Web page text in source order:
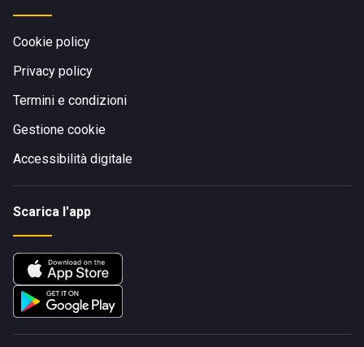
Cookie policy
Privacy policy
Termini e condizioni
Gestione cookie
Accessibilità digitale
Scarica l'app